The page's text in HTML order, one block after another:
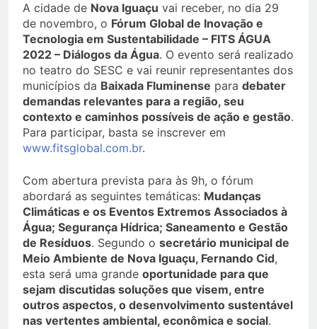
A cidade de Nova Iguaçu vai receber, no dia 29
de novembro, o Fórum Global de Inovação e
Tecnologia em Sustentabilidade – FITS ÁGUA
2022 – Diálogos da Água. O evento será realizado
no teatro do SESC e vai reunir representantes dos
municípios da Baixada Fluminense para debater
demandas relevantes para a região, seu
contexto e caminhos possíveis de ação e gestão.
Para participar, basta se inscrever em
www.fitsglobal.com.br.
Com abertura prevista para às 9h, o fórum
abordará as seguintes temáticas: Mudanças
Climáticas e os Eventos Extremos Associados à
Água; Segurança Hídrica; Saneamento e Gestão
de Resíduos. Segundo o secretário municipal de
Meio Ambiente de Nova Iguaçu, Fernando Cid,
esta será uma grande oportunidade para que
sejam discutidas soluções que visem, entre
outros aspectos, o desenvolvimento sustentável
nas vertentes ambiental, econômica e social.